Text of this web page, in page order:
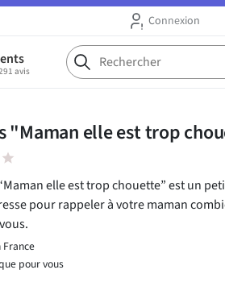
Connexion
avis
"Maman elle est trop
elle est trop chouette” est un
pour rappeler à votre maman
pour vous